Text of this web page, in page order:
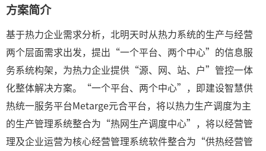
方案简介
基于热力企业需求分析，北明天时从热力系统的生产与经营
两个层面需求出发，提出“一个平台、两个中心”的信息服
务系统构架，为热力企业提供“源、网、站、户”管控一体
化整体解决方案。“一个平台、两个中心”，即建设智慧供
热统一服务平台Metarge元合平台，将以热力生产调度为主
的生产管理系统整合为“热网生产调度中心”，将以经营管
理及企业运营为核心经营管理系统软件整合为“供热经营管